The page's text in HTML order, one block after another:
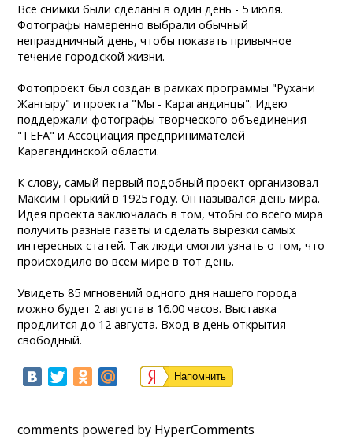
Все снимки были сделаны в один день - 5 июля.
Фотографы намеренно выбрали обычный
непраздничный день, чтобы показать привычное
течение городской жизни.
Фотопроект был создан в рамках программы "Рухани
Жангыру" и проекта "Мы - Карагандинцы". Идею
поддержали фотографы творческого объединения
"TEFA" и Ассоциация предпринимателей
Карагандинской области.
К слову, самый первый подобный проект организовал
Максим Горький в 1925 году. Он назывался день мира.
Идея проекта заключалась в том, чтобы со всего мира
получить разные газеты и сделать вырезки самых
интересных статей. Так люди смогли узнать о том, что
происходило во всем мире в тот день.
Увидеть 85 мгновений одного дня нашего города
можно будет 2 августа в 16.00 часов. Выставка
продлится до 12 августа. Вход в день открытия
свободный.
Напомнить
comments powered by HyperComments